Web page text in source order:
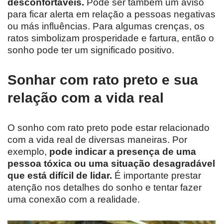
desconfortáveis. Pode ser também um aviso
para ficar alerta em relação a pessoas negativas
ou más influências. Para algumas crenças, os
ratos simbolizam prosperidade e fartura, então o
sonho pode ter um significado positivo.
Sonhar com rato preto e sua
relação com a vida real
O sonho com rato preto pode estar relacionado
com a vida real de diversas maneiras. Por
exemplo, pode indicar a presença de uma
pessoa tóxica ou uma situação desagradável
que está difícil de lidar. É importante prestar
atenção nos detalhes do sonho e tentar fazer
uma conexão com a realidade.